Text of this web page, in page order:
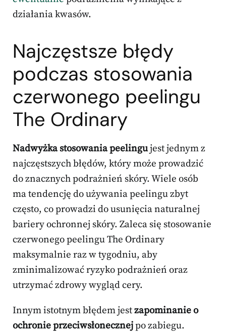
działania kwasów.
Najczęstsze błędy
podczas stosowania
czerwonego peelingu
The Ordinary
Nadwyżka stosowania peelingujest jednym z
najczęstszych błędów, który może prowadzić
do znacznych podrażnień skóry. Wiele osób
ma tendencję do używania peelingu zbyt
często, co prowadzi do usunięcia naturalnej
bariery ochronnej skóry. Zaleca się stosowanie
czerwonego peelingu The Ordinary
maksymalnie raz w tygodniu, aby
zminimalizować ryzyko podrażnień oraz
utrzymać zdrowy wygląd cery.
Innym istotnym błędem jestzapominanie o
ochronie przeciwsłonecznejpo zabiegu.